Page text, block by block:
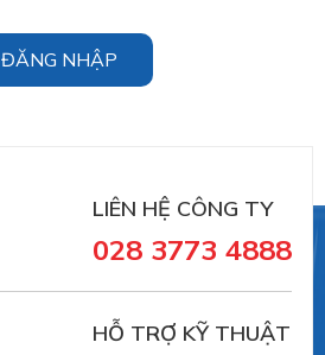
ĐĂNG NHẬP
LIÊN HỆ CÔNG TY
028 3773 4888
HỖ TRỢ KỸ THUẬT